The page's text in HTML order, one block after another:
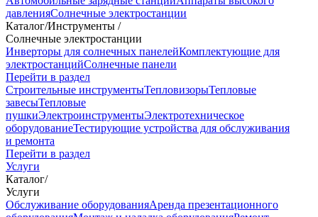
давленияСолнечные электростанции
Каталог/Инструменты /
Солнечные электростанции
Инверторы для солнечных панелейКомплектующие для
электростанцийСолнечные панели
Перейти в раздел
Строительные инструментыТепловизорыТепловые
завесыТепловые
пушкиЭлектроинструментыЭлектротехническое
оборудованиеТестирующие устройства для обслуживания
и ремонта
Перейти в раздел
Услуги
Каталог/
Услуги
Oбслуживание оборудованияАренда презентационного